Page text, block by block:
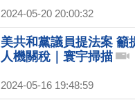
2024-05-20 20:00:32
美共和黨議員提法案 籲
人機關稅｜寰宇掃描
2024-05-16 19:48:59